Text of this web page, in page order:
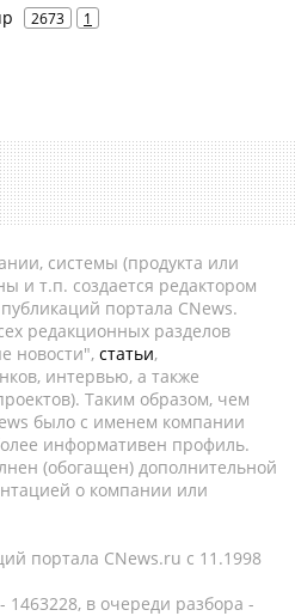
2673 1
системы (продукта или
и т.п. создается редактором
портала CNews.
редакционных разделов
новости", статьи,
интервью, а также
Таким образом, чем
было с именем компании
информативен профиль.
(обогащен) дополнительной
о компании или
портала CNews.ru c 11.1998
в очереди разбора -